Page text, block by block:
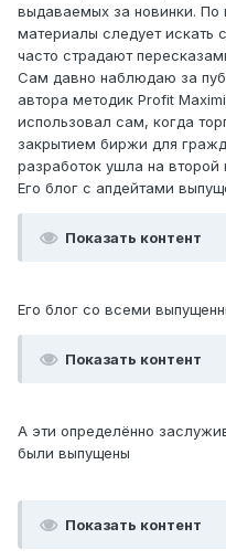
выдаваемых за новинки. По
материалы следует искать
часто страдают
Сам давно наблюдаю за
автора методик Profit
использовал сам, когда
закрытием биржи для
разработок ушла на второй
Его блог с апдейтами
Показать контент
Его блог со всеми
Показать контент
А эти определённо
были выпущены
Показать контент